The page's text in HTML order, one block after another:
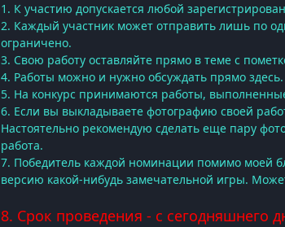
1. К участию допускается любой
2. Каждый участник может отправить лишь по
ограничено.
3. Свою работу оставляйте прямо в теме с
4. Работы можно и нужно обсуждать прямо здесь.
5. На конкурс принимаются работы,
6. Если вы выкладываете фотографию своей
Настоятельно рекомендую сделать еще пару
работа.
7. Победитель каждой номинации помимо моей
версию какой-нибудь замечательной игры.
8. Срок проведения - с сегодняшнего